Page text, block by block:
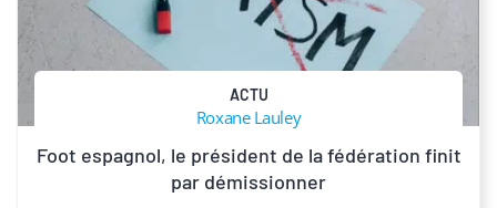
ACTU
Roxane Lauley
Foot espagnol, le président de la fédération finit
par démissionner